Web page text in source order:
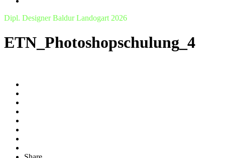
Dipl. Designer Baldur Landogart 2026
ETN_Photoshopschulung_4